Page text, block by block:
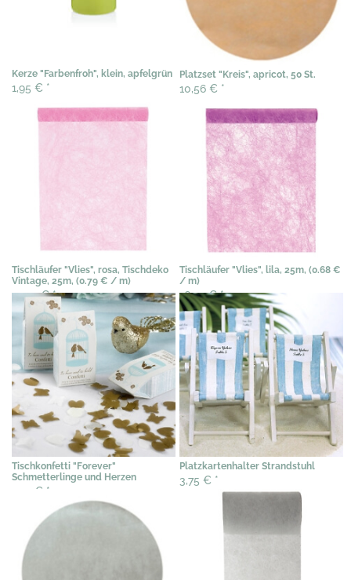
Kerze "Farbenfroh", klein, apfelgrün
1,95 € *
Platzset "Kreis", apricot, 50 St.
10,56 € *
Tischläufer "Vlies", rosa, Tischdeko
Vintage, 25m, (0.79 € / m)
19,95 €*
Tischläufer "Vlies", lila, 25m, (0.68 €
/ m)
16,99 €*
Tischkonfetti "Forever"
Schmetterlinge und Herzen
1,53 € *
Platzkartenhalter Strandstuhl
3,75 € *